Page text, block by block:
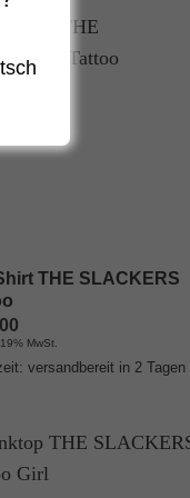
THE SLACKERS
MwSt.
versandbereit in 2 Tagen